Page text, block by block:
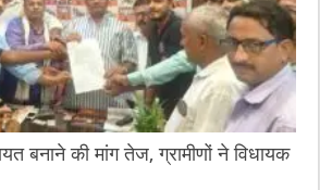
बनाने की मांग तेज, ग्रामीणों ने विधायक